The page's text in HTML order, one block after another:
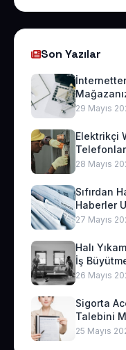
Son Yazılar
29 Mayıs
Elektrikçi
28 Mayıs
Sıfırdan
Haberler
27 Mayıs
Halı
İş
26 Mayıs
Sigorta
Talebini
25 Mayıs